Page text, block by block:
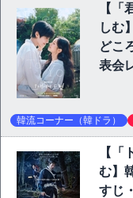
【「
しむ
どこ
表会
韓流コーナー（韓ドラ）
【「
む】
すじ